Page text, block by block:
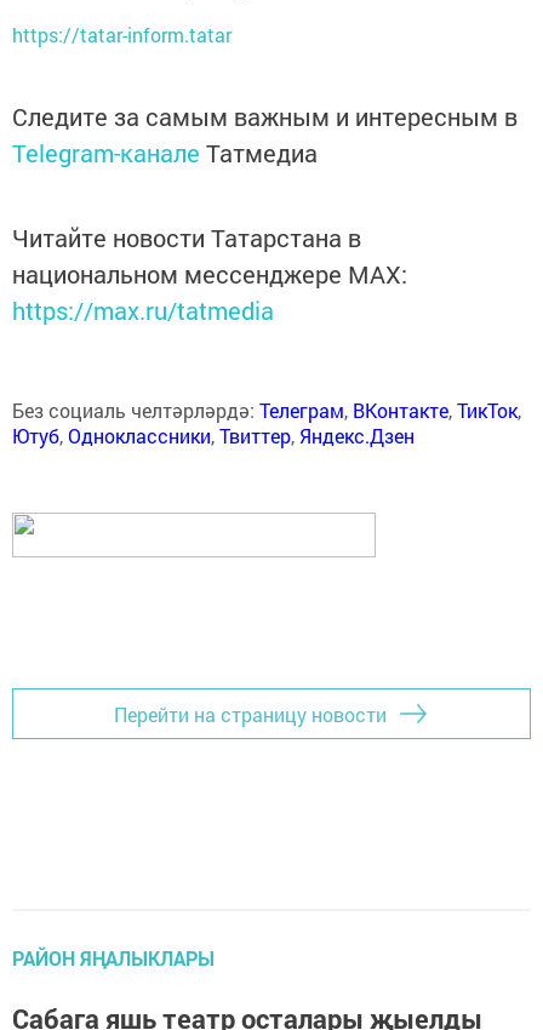
https://tatar-inform.tatar
Следите за самым важным и интересным в
Telegram-канале Татмедиа
Читайте новости Татарстана в
национальном мессенджере MАХ:
https://max.ru/tatmedia
Без социаль челтәрләрдә: Телеграм, ВКонтакте,ТикТок,
Ютуб,Одноклассники,Твиттер, Яндекс.Дзен
Перейти на страницу новости
РАЙОН ЯҢАЛЫКЛАРЫ
Сабага яшь театр осталары җыелды